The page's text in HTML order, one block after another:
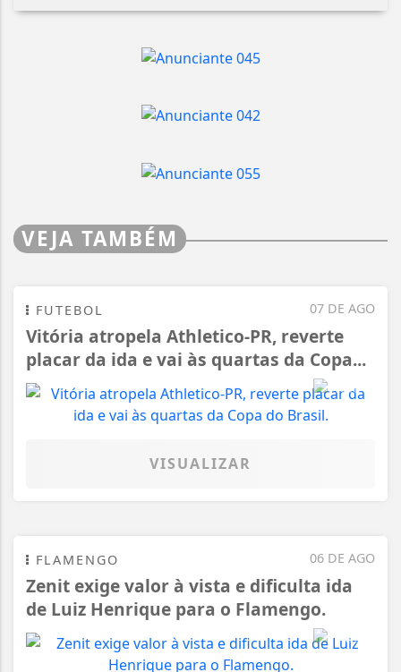
VEJA TAMBÉM
07 DE AGO
FUTEBOL
Vitória atropela Athletico-PR, reverte
placar da ida e vai às quartas da Copa...
VISUALIZAR
06 DE AGO
FLAMENGO
Zenit exige valor à vista e dificulta ida
de Luiz Henrique para o Flamengo.